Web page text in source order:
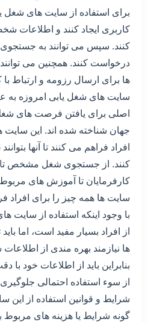
برای استفاده از سایت های شغل
کاربری ایجاد کنند و اطلاعات
کنند. سپس می توانند به جستجوی
درخواست کنند. همچنین می
ها برای ارسال رزومه و ارتباط با
سایت های شغل یابی امروزه به
اصلی برای یافتن فرصت های
جهان شناخته شده اند. این سایت
افراد فراهم می کنند تا آنها
کنند. از جستجوی شغل مشخص تا
کارفرمایان تا آموزش های
سایت ها همه چیز را برای افراد
با وجود اینکه استفاده از سایت
از افراد بسیار مفید است، اما
ها نیازمند بهره مندی از
بنابراین باید از اطلاعات خود با
از سوء استفاده احتمالی
شرایط و قوانین استفاده از این
گونه شرایط یا هزینه های مربوط